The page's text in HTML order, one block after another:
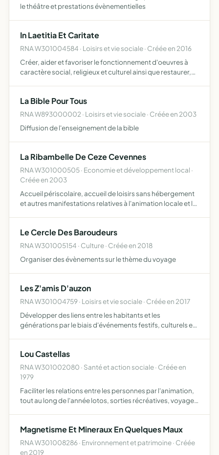
le théâtre et prestations évènementielles
In Laetitia Et Caritate
RNA W301004584 · Loisirs et vie sociale · Créée en 2016
Créer, aider et favoriser le fonctionnement d'oeuvres à
caractère social, religieux et culturel ainsi que restaurer,
La Bible Pour Tous
RNA W893000002 · Loisirs et vie sociale · Créée en 2003
Diffusion de l'enseignement de la bible
La Ribambelle De Ceze Cevennes
RNA W301000505 · Economie et développement local ·
Créée en 2003
Accueil périscolaire, accueil de loisirs sans hébergement
et autres manifestations relatives à l'animation locale et la
Le Cercle Des Baroudeurs
RNA W301005154 · Culture · Créée en 2018
Organiser des évènements sur le thème du voyage
Les Z'amis D'auzon
RNA W301004759 · Loisirs et vie sociale · Créée en 2017
Développer des liens entre les habitants et les
générations par le biais d'événements festifs, culturels et
Lou Castellas
RNA W301002080 · Santé et action sociale · Créée en
1979
Faciliter les relations entre les personnes par l'animation,
tout au long de l'année lotos, sorties récréatives, voyages
Magnetisme Et Mineraux En Quelques Maux
RNA W301008286 · Environnement et patrimoine · Créée
en 2019